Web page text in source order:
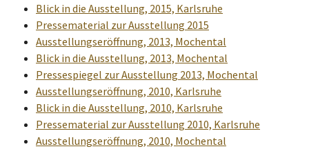
Blick in die Ausstellung, 2015, Karlsruhe
Pressematerial zur Ausstellung 2015
Ausstellungseröffnung, 2013, Mochental
Blick in die Ausstellung, 2013, Mochental
Pressespiegel zur Ausstellung 2013, Mochental
Ausstellungseröffnung, 2010, Karlsruhe
Blick in die Ausstellung, 2010, Karlsruhe
Pressematerial zur Ausstellung 2010, Karlsruhe
Ausstellungseröffnung, 2010, Mochental